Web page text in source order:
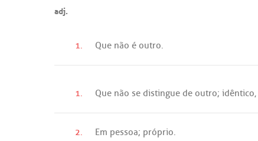
adj.
1. Que não é outro.
1. Que não se distingue de outro; idêntico,
2. Em pessoa; próprio.